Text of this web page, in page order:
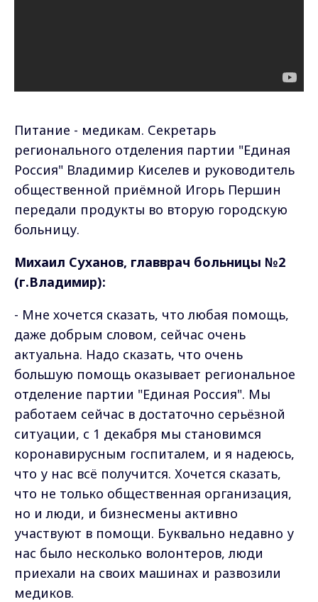
Питание - медикам. Секретарь
регионального отделения партии "Единая
Россия" Владимир Киселев и руководитель
общественной приёмной Игорь Першин
передали продукты во вторую городскую
больницу.
Михаил Суханов, главврач больницы №2
(г.Владимир):
- Мне хочется сказать, что любая помощь,
даже добрым словом, сейчас очень
актуальна. Надо сказать, что очень
большую помощь оказывает региональное
отделение партии "Единая Россия". Мы
работаем сейчас в достаточно серьёзной
ситуации, с 1 декабря мы становимся
коронавирусным госпиталем, и я надеюсь,
что у нас всё получится. Хочется сказать,
что не только общественная организация,
но и люди, и бизнесмены активно
участвуют в помощи. Буквально недавно у
нас было несколько волонтеров, люди
приехали на своих машинах и развозили
медиков.